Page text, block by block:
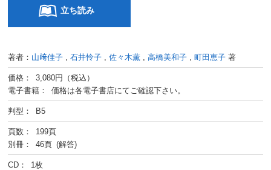
立ち読み
著者： 山﨑佳子 ,石井怜子 ,佐々木薫 ,高橋美和子 ,町田恵子 著
価格： 3,080円（税込）
電子書籍： 価格は各電子書店にてご確認下さい。
判型： B5
頁数： 199頁
別冊： 46頁 (解答)
CD： 1枚